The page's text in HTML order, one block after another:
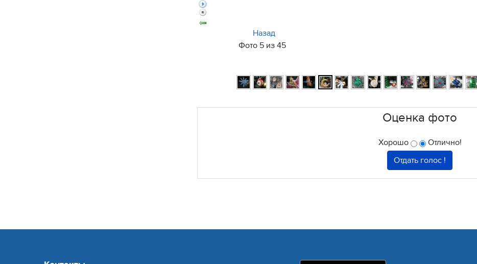
Назад
Фото 5 из 45
Оценка фото
Хорошо Отлично!